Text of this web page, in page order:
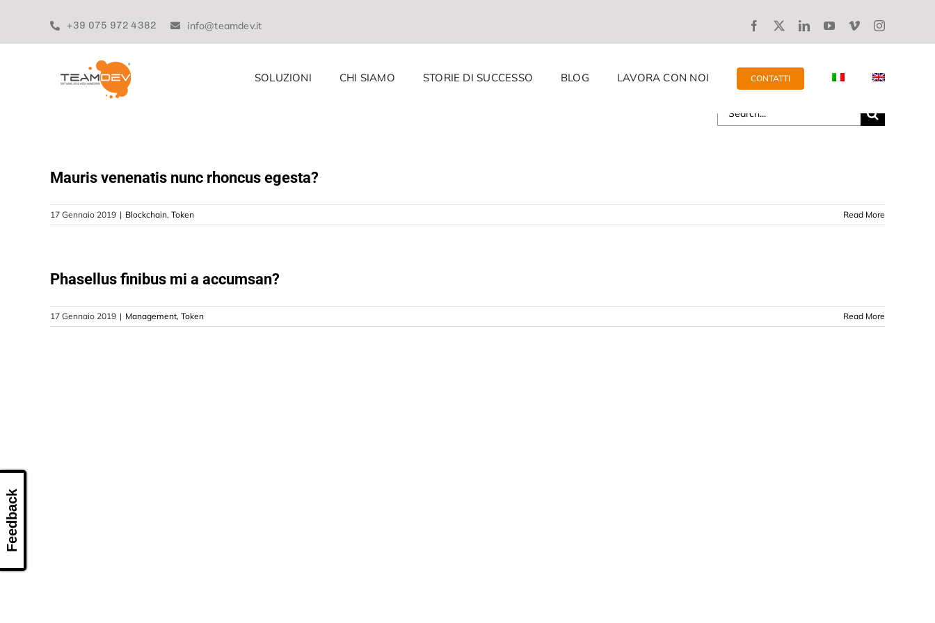
content
+39 075 972 4382 info@teamdev.it
SOLUZIONI CHI SIAMO STORIE DI SUCCESSO BLOG LAVORA CON NOI CONTATTI
Search
for:
Mauris venenatis nunc rhoncus egesta?
17 Gennaio 2019 | Blockchain, Token Read More
Phasellus finibus mi a accumsan?
17 Gennaio 2019 | Management, Token Read More
Feedback